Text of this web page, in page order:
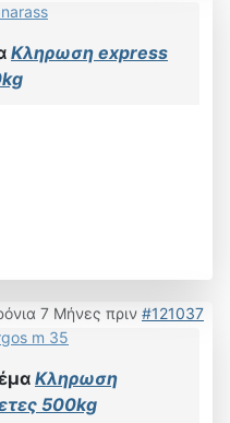
Κληρωση express
7 Μήνες πριν #121037
m 35
Κληρωση
500kg